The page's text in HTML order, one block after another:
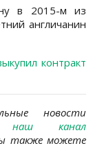
в 2015-м из
англичанин
контракт
новости
наш канал
также можете